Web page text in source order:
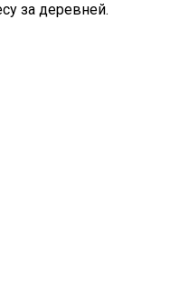
за деревней.